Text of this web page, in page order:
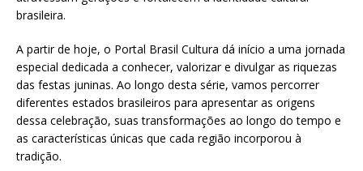
brasileira.
A partir de hoje, o Portal Brasil Cultura dá início a uma jornada
especial dedicada a conhecer, valorizar e divulgar as riquezas
das festas juninas. Ao longo desta série, vamos percorrer
diferentes estados brasileiros para apresentar as origens
dessa celebração, suas transformações ao longo do tempo e
as características únicas que cada região incorporou à
tradição.